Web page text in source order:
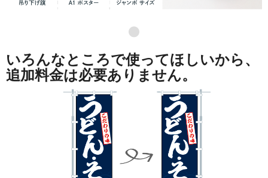
●
いろんなところで使ってほしいから、
追加料金は必要ありません。